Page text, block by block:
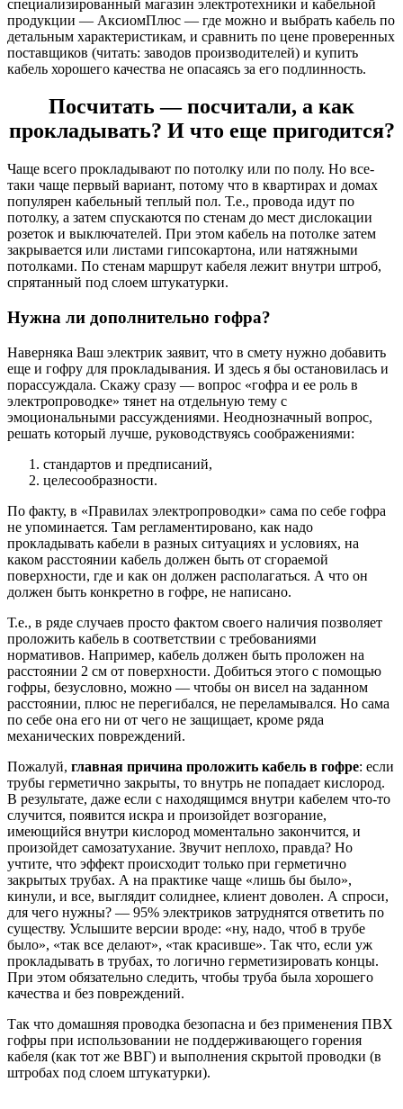
специализированный магазин электротехники и кабельной
продукции — АксиомПлюс — где можно и выбрать кабель по
детальным характеристикам, и сравнить по цене проверенных
поставщиков (читать: заводов производителей) и купить
кабель хорошего качества не опасаясь за его подлинность.
Посчитать — посчитали, а как
прокладывать? И что еще пригодится?
Чаще всего прокладывают по потолку или по полу. Но все-
таки чаще первый вариант, потому что в квартирах и домах
популярен кабельный теплый пол. Т.е., провода идут по
потолку, а затем спускаются по стенам до мест дислокации
розеток и выключателей. При этом кабель на потолке затем
закрывается или листами гипсокартона, или натяжными
потолками. По стенам маршрут кабеля лежит внутри штроб,
спрятанный под слоем штукатурки.
Нужна ли дополнительно гофра?
Наверняка Ваш электрик заявит, что в смету нужно добавить
еще и гофру для прокладывания. И здесь я бы остановилась и
порассуждала. Скажу сразу — вопрос «гофра и ее роль в
электропроводке» тянет на отдельную тему с
эмоциональными рассуждениями. Неоднозначный вопрос,
решать который лучше, руководствуясь соображениями:
стандартов и предписаний,
целесообразности.
По факту, в «Правилах электропроводки» сама по себе гофра
не упоминается. Там регламентировано, как надо
прокладывать кабели в разных ситуациях и условиях, на
каком расстоянии кабель должен быть от сгораемой
поверхности, где и как он должен располагаться. А что он
должен быть конкретно в гофре, не написано.
Т.е., в ряде случаев просто фактом своего наличия позволяет
проложить кабель в соответствии с требованиями
нормативов. Например, кабель должен быть проложен на
расстоянии 2 см от поверхности. Добиться этого с помощью
гофры, безусловно, можно — чтобы он висел на заданном
расстоянии, плюс не перегибался, не переламывался. Но сама
по себе она его ни от чего не защищает, кроме ряда
механических повреждений.
Пожалуй, главная причина проложить кабель в гофре: если
трубы герметично закрыты, то внутрь не попадает кислород.
В результате, даже если с находящимся внутри кабелем что-то
случится, появится искра и произойдет возгорание,
имеющийся внутри кислород моментально закончится, и
произойдет самозатухание. Звучит неплохо, правда? Но
учтите, что эффект происходит только при герметично
закрытых трубах. А на практике чаще «лишь бы было»,
кинули, и все, выглядит солиднее, клиент доволен. А спроси,
для чего нужны? — 95% электриков затруднятся ответить по
существу. Услышите версии вроде: «ну, надо, чтоб в трубе
было», «так все делают», «так красивше». Так что, если уж
прокладывать в трубах, то логично герметизировать концы.
При этом обязательно следить, чтобы труба была хорошего
качества и без повреждений.
Так что домашняя проводка безопасна и без применения ПВХ
гофры при использовании не поддерживающего горения
кабеля (как тот же ВВГ) и выполнения скрытой проводки (в
штробах под слоем штукатурки).